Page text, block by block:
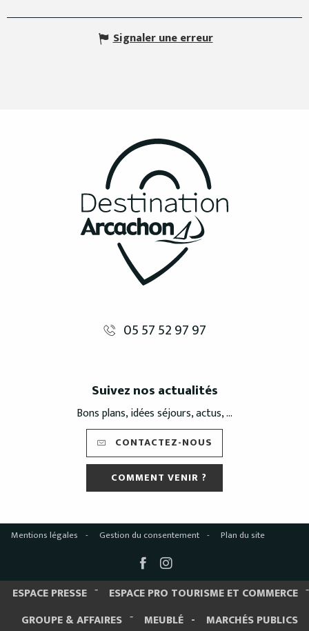
Signaler une erreur
05 57 52 97 97
Suivez nos actualités
Bons plans, idées séjours, actus, ...
CONTACTEZ-NOUS
COMMENT VENIR ?
Mentions légales Gestion du consentement Plan du site
ESPACE PRESSE
ESPACE PRO TOURISME ET COMMERCE
GROUPE & AFFAIRES
MEUBLÉ MARCHÉS PUBLICS